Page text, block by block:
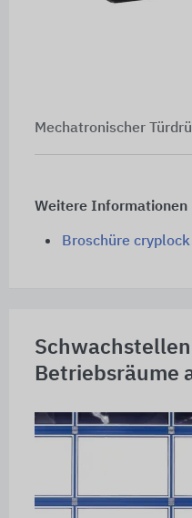
Mechatronischer
Weitere Informationen
Broschüre
Schwachstellen
Betriebsräume